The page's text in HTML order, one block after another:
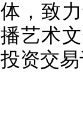
体，致
播艺术
投资交